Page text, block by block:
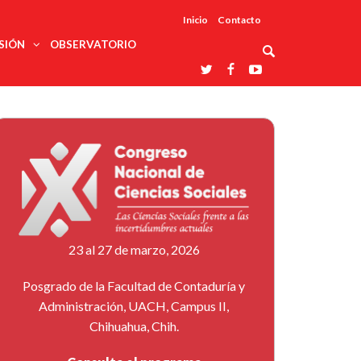
Inicio Contacto
ciencias
profesionales
trabajo
Redes
temáticas
Laboratorios
nacionales
Entidades
afines
Reconoce
La UDUALC
A La
Universidad
De México
En Su 475
Aniversario
OBSERVATORIO
23 al 27 de marzo, 2026
Posgrado de la Facultad de Contaduría y
Administración, UACH, Campus II,
Chihuahua, Chih.